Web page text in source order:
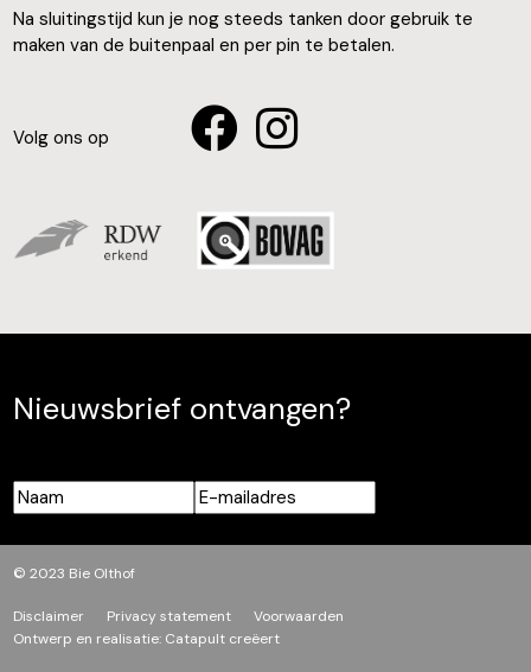
Na sluitingstijd kun je nog steeds tanken door gebruik te
maken van de buitenpaal en per pin te betalen.
Volg ons op
Nieuwsbrief ontvangen?
Naam
E-
mailadres
© 2023 Bie Olthof
Disclaimer Privacy statement
Voorwaarden
Ontwerp en realisatie: Catapult creëert